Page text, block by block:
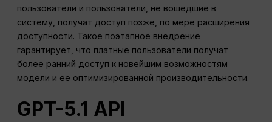
пользователи и пользователи, не вошедшие в
систему, получат доступ позже, по мере расширения
доступности. Такое поэтапное внедрение
гарантирует, что платные пользователи получат
более ранний доступ к новейшим возможностям
модели и ее оптимизированной производительности.
GPT-5.1 API